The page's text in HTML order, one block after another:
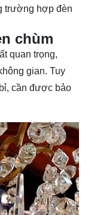
trường hợp đèn
chùm
quan trọng,
gian. Tuy
cần được bảo